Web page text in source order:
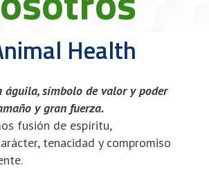
Health
águila, símbolo de valor y poder
y gran fuerza.
fusión de espíritu,
tenacidad y compromiso